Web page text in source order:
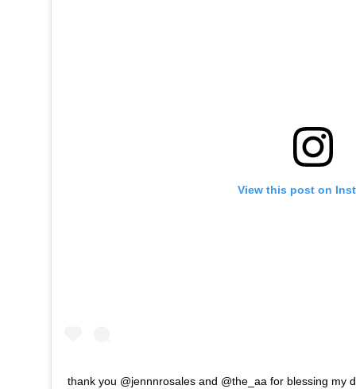
View this post on
thank you @jennnrosales and @the_aa for blessing my